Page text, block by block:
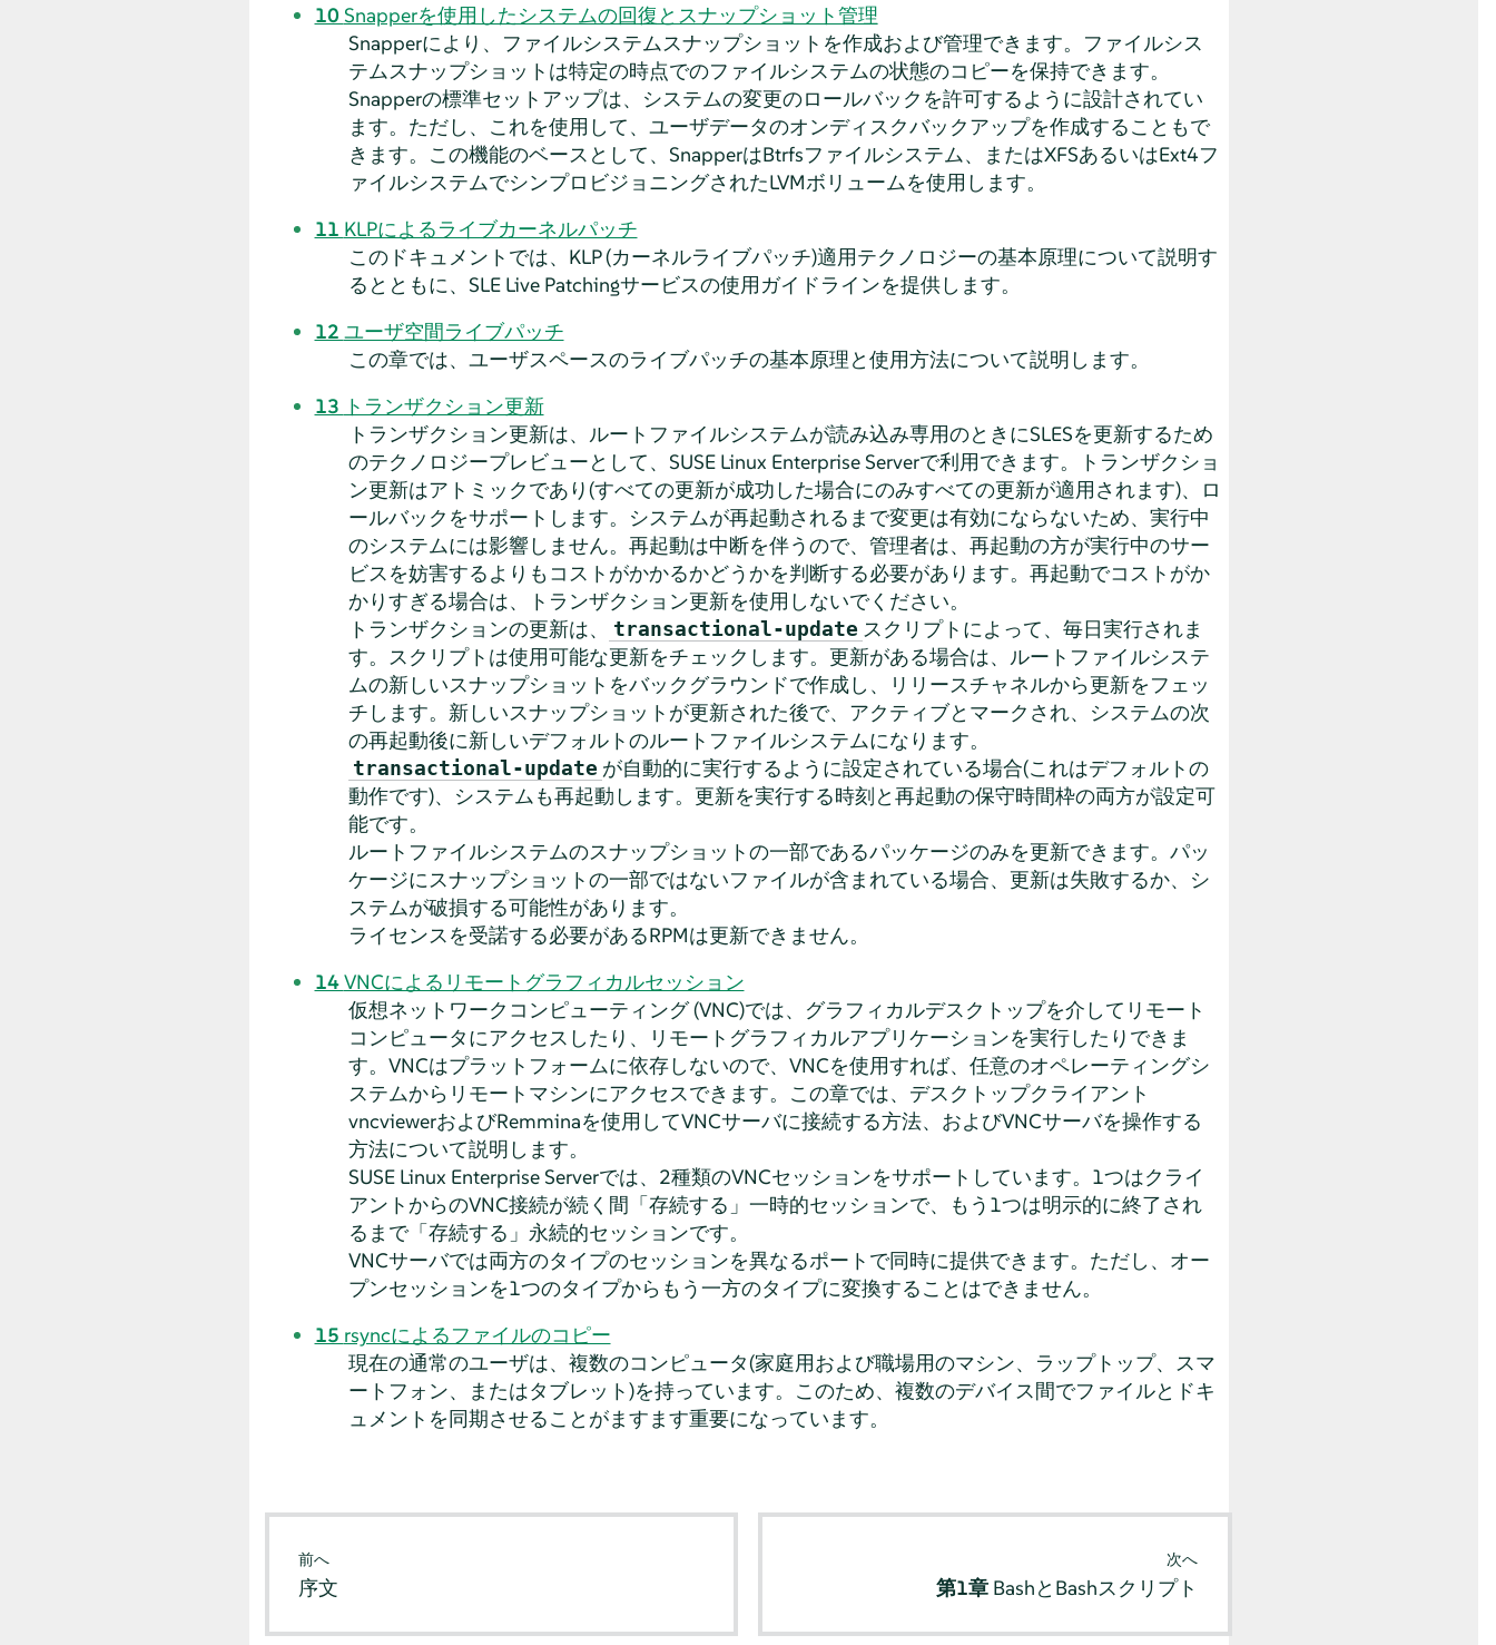
10Snapperを使用したシステムの回復とスナップショット管理
Snapperにより、ファイルシステムスナップショットを作成および管理できます。ファイルシス
テムスナップショットは特定の時点でのファイルシステムの状態のコピーを保持できます。
Snapperの標準セットアップは、システムの変更のロールバックを許可するように設計されてい
ます。ただし、これを使用して、ユーザデータのオンディスクバックアップを作成することもで
きます。この機能のベースとして、SnapperはBtrfsファイルシステム、またはXFSあるいはExt4フ
ァイルシステムでシンプロビジョニングされたLVMボリュームを使用します。
11 KLPによるライブカーネルパッチ
このドキュメントでは、KLP (カーネルライブパッチ)適用テクノロジーの基本原理について説明す
るとともに、SLE Live Patchingサービスの使用ガイドラインを提供します。
12 ユーザ空間ライブパッチ
この章では、ユーザスペースのライブパッチの基本原理と使用方法について説明します。
13 トランザクション更新
トランザクション更新は、ルートファイルシステムが読み込み専用のときにSLESを更新するため
のテクノロジープレビューとして、 SUSE Linux Enterprise Serverで利用できます。トランザクショ
ン更新はアトミックであり(すべての更新が成功した場合にのみすべての更新が適用されます)、ロ
ールバックをサポートします。システムが再起動されるまで変更は有効にならないため、実行中
のシステムには影響しません。再起動は中断を伴うので、管理者は、再起動の方が実行中のサー
ビスを妨害するよりもコストがかかるかどうかを判断する必要があります。再起動でコストがか
かりすぎる場合は、トランザクション更新を使用しないでください。
トランザクションの更新は、
transactional-update スクリプトによって、毎日実行されま
す。スクリプトは使用可能な更新をチェックします。更新がある場合は、ルートファイルシステ
ムの新しいスナップショットをバックグラウンドで作成し、リリースチャネルから更新をフェッ
チします。新しいスナップショットが更新された後で、アクティブとマークされ、システムの次
の再起動後に新しいデフォルトのルートファイルシステムになります。
transactional-update が自動的に実行するように設定されている場合(これはデフォルトの
動作です)、システムも再起動します。更新を実行する時刻と再起動の保守時間枠の両方が設定可
能です。
ルートファイルシステムのスナップショットの一部であるパッケージのみを更新できます。パッ
ケージにスナップショットの一部ではないファイルが含まれている場合、更新は失敗するか、シ
ステムが破損する可能性があります。
ライセンスを受諾する必要があるRPMは更新できません。
14VNCによるリモートグラフィカルセッション
仮想ネットワークコンピューティング (VNC)では、グラフィカルデスクトップを介してリモート
コンピュータにアクセスしたり、リモートグラフィカルアプリケーションを実行したりできま
す。VNCはプラットフォームに依存しないので、VNCを使用すれば、任意のオペレーティングシ
ステムからリモートマシンにアクセスできます。この章では、デスクトップクライアント
vncviewerおよびRemminaを使用してVNCサーバに接続する方法、およびVNCサーバを操作する
方法について説明します。
SUSE Linux Enterprise Serverでは、2種類のVNCセッションをサポートしています。1つはクライ
アントからのVNC接続が続く間 「存続する 」 一時的セッションで、もう1つは明示的に終了され
るまで「存続する 」 永続的セッションです。
VNCサーバでは両方のタイプのセッションを異なるポートで同時に提供できます。ただし、オー
プンセッションを1つのタイプからもう一方のタイプに変換することはできません。
15 rsyncによるファイルのコピー
現在の通常のユーザは、複数のコンピュータ(家庭用および職場用のマシン、ラップトップ、スマ
ートフォン、またはタブレット)を持っています。このため、複数のデバイス間でファイルとドキ
ュメントを同期させることがますます重要になっています。
前へ
序文
次へ
第1章 BashとBashスクリプト